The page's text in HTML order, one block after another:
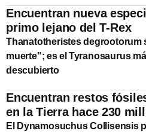
Encuentran nueva
primo lejano del T-Rex
Thanatotheristes degrootorum
muerte"; es el Tyranosaurus
descubierto
Encuentran restos
en la Tierra hace 230
El Dynamosuchus Collisensis